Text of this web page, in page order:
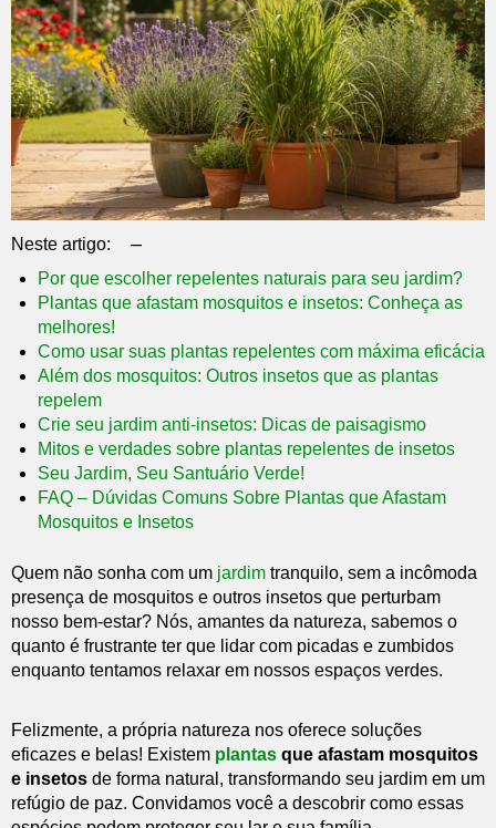
Neste artigo: –
Por que escolher repelentes naturais para seu jardim?
Plantas que afastam mosquitos e insetos: Conheça as
melhores!
Como usar suas plantas repelentes com máxima eficácia
Além dos mosquitos: Outros insetos que as plantas
repelem
Crie seu jardim anti-insetos: Dicas de paisagismo
Mitos e verdades sobre plantas repelentes de insetos
Seu Jardim, Seu Santuário Verde!
FAQ – Dúvidas Comuns Sobre Plantas que Afastam
Mosquitos e Insetos
Quem não sonha com um jardim tranquilo, sem a incômoda
presença de mosquitos e outros insetos que perturbam
nosso bem-estar? Nós, amantes da natureza, sabemos o
quanto é frustrante ter que lidar com picadas e zumbidos
enquanto tentamos relaxar em nossos espaços verdes.
Felizmente, a própria natureza nos oferece soluções
eficazes e belas! Existem plantas que afastam mosquitos
e insetos de forma natural, transformando seu jardim em um
refúgio de paz. Convidamos você a descobrir como essas